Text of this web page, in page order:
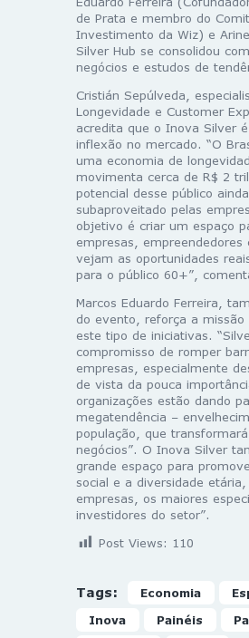
de Prata e membro do
Investimento da Wiz) e
Silver Hub se consolidou
negócios e estudos de
Cristián Sepúlveda,
Longevidade e Customer
acredita que o Inova Silver
inflexão no mercado. “O
uma economia de
movimenta cerca de R$ 2
potencial desse público
subaproveitado pelas
objetivo é criar um espaço
empresas, empreendedores
vejam as oportunidades
para o público 60+”,
Marcos Eduardo Ferreira,
do evento, reforça a
este tipo de iniciativas.
compromisso de romper
empresas, especialmente
de vista da pouca
organizações estão dando
megatendência –
população, que
negócios”. O Inova Silver
grande espaço para
social e a diversidade etária,
empresas, os maiores
investidores do setor”.
Post Views: 110
Tags: Economia
Inova Painéis